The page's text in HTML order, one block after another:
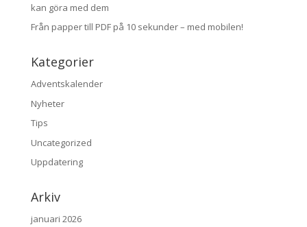
kan göra med dem
Från papper till PDF på 10 sekunder – med mobilen!
Kategorier
Adventskalender
Nyheter
Tips
Uncategorized
Uppdatering
Arkiv
januari 2026